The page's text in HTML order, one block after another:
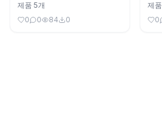
제품 5개
0
0 84 0
제품
0